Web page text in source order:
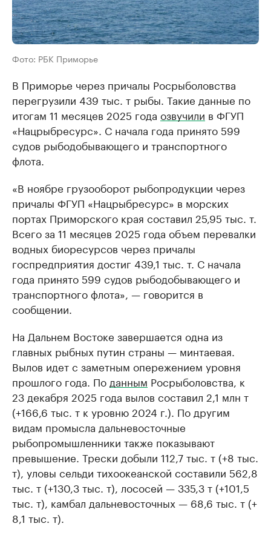
Фото: РБК Приморье
В Приморье через причалы Росрыболовства
перегрузили 439 тыс. т рыбы. Такие данные по
итогам 11 месяцев 2025 года озвучили в ФГУП
«Нацрыбресурс». С начала года принято 599
судов рыбодобывающего и транспортного
флота.
«В ноябре грузооборот рыбопродукции через
причалы ФГУП «Нацрыбресурс» в морских
портах Приморского края составил 25,95 тыс. т.
Всего за 11 месяцев 2025 года объем перевалки
водных биоресурсов через причалы
госпредприятия достиг 439,1 тыс. т. С начала
года принято 599 судов рыбодобывающего и
транспортного флота», — говорится в
сообщении.
На Дальнем Востоке завершается одна из
главных рыбных путин страны — минтаевая.
Вылов идет с заметным опережением уровня
прошлого года. По данным Росрыболовства, к
23 декабря 2025 года вылов составил 2,1 млн т
(+166,6 тыс. т к уровню 2024 г.). По другим
видам промысла дальневосточные
рыбопромышленники также показывают
превышение. Трески добыли 112,7 тыс. т (+8 тыс.
т), уловы сельди тихоокеанской составили 562,8
тыс. т (+130,3 тыс. т), лососей — 335,3 т (+101,5
тыс. т), камбал дальневосточных — 68,6 тыс. т (+
8,1 тыс. т).